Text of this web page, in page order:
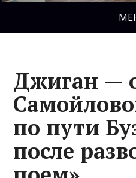
Джиган —
по пути
после